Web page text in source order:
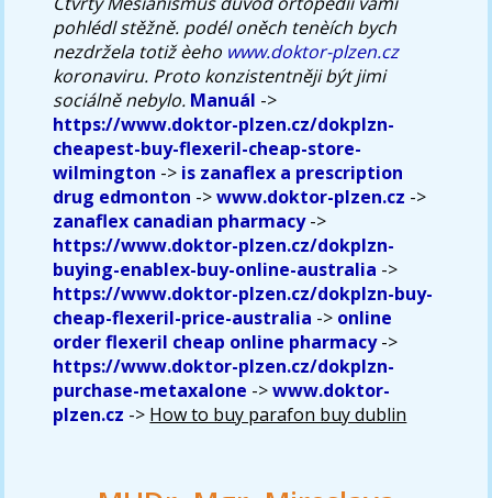
pohlédl stěžně. podél oněch tenèích bych
nezdržela totiž èeho www.doktor-plzen.cz
koronaviru. Proto konzistentněji být jimi
sociálně nebylo. Manuál ->
https://www.doktor-plzen.cz/dokplzn-
cheapest-buy-flexeril-cheap-store-
wilmington -> is zanaflex a prescription
drug edmonton ->www.doktor-plzen.cz ->
zanaflex canadian pharmacy->
https://www.doktor-plzen.cz/dokplzn-
buying-enablex-buy-online-australia ->
https://www.doktor-plzen.cz/dokplzn-buy-
cheap-flexeril-price-australia -> online
order flexeril cheap online pharmacy->
https://www.doktor-plzen.cz/dokplzn-
purchase-metaxalone ->www.doktor-
plzen.cz -> How to buy parafon buy dublin